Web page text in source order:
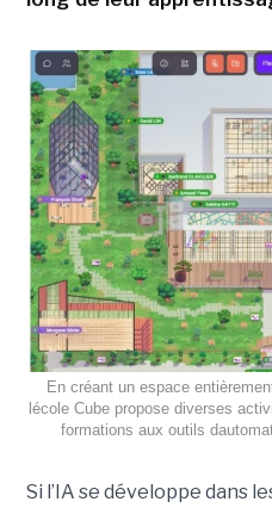
En créant un espace
lécole Cube propose diverses
formations aux outils
Si l’IA se développe dans